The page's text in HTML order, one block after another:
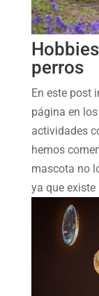
perros
En este post
página en
actividades
hemos
mascota no
ya que